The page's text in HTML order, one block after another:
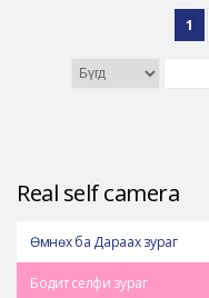
1
Real self camera
Өмнөх ба Дараах зураг
Бодит селфи зураг